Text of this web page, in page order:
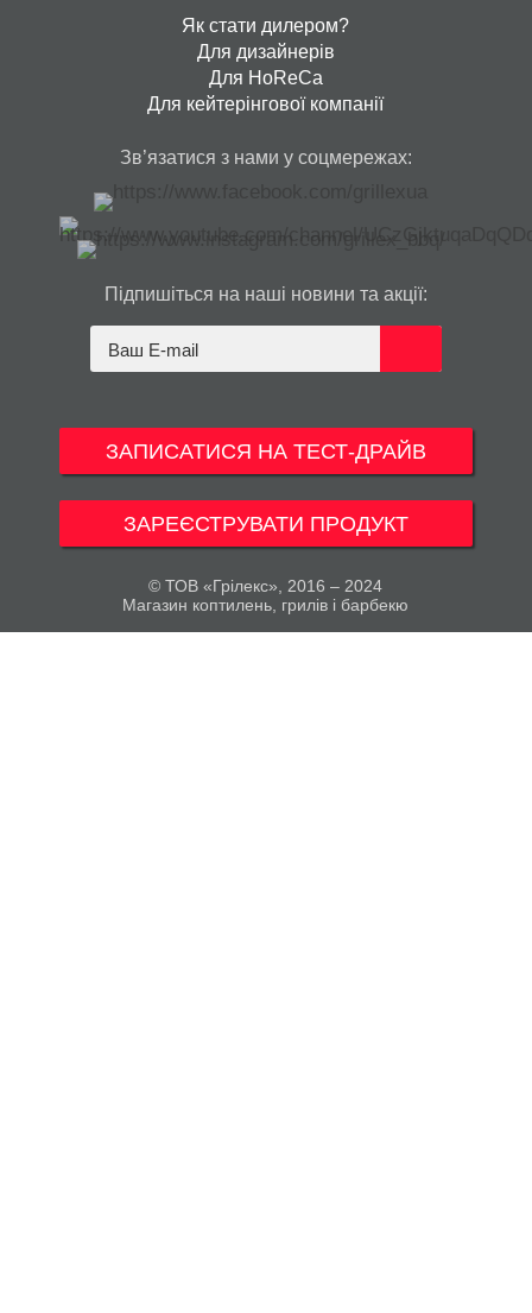
Як стати дилером?
Для дизайнерів
Для HoReCa
Для кейтерінгової компанії
Зв’язатися з нами у соцмережах:
Підпишіться на наші новини та акції:
ЗАПИСАТИСЯ НА ТЕСТ-ДРАЙВ
ЗАРЕЄСТРУВАТИ ПРОДУКТ
© ТОВ «Грілекс», 2016 – 2024
Магазин коптилень, грилів і барбекю